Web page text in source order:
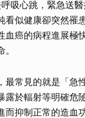
吸心跳，緊急送
看似健康卻突然罹
血癌的病程進展極
最常見的就是「急
露於輻射等明確危
抑制正常的造血功
消